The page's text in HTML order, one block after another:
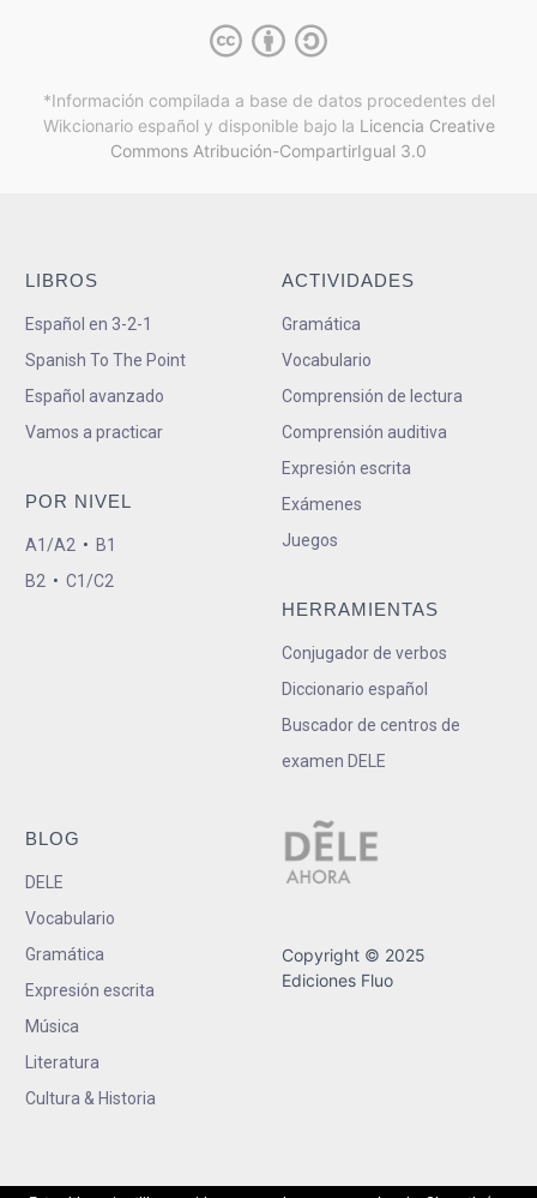
*Información compilada a base de datos procedentes del
Wikcionario español y disponible bajo la Licencia Creative
Commons Atribución-CompartirIgual 3.0
LIBROS
Español en 3-2-1
Spanish To The Point
Español avanzado
Vamos a practicar
POR NIVEL
A1/A2 • B1
B2 • C1/C2
ACTIVIDADES
Gramática
Vocabulario
Comprensión de lectura
Comprensión auditiva
Expresión escrita
Exámenes
Juegos
HERRAMIENTAS
Conjugador de verbos
Diccionario español
Buscador de centros de
examen DELE
BLOG
DELE
Vocabulario
Gramática
Expresión escrita
Música
Literatura
Cultura & Historia
Copyright © 2025
Ediciones Fluo